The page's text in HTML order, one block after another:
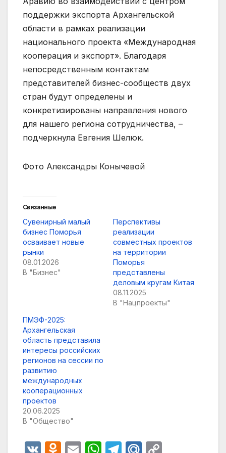
поддержки экспорта Архангельской
области в рамках реализации
национального проекта «Международная
кооперация и экспорт». Благодаря
непосредственным контактам
представителей бизнес-сообществ двух
стран будут определены и
конкретизированы направления нового
для нашего региона сотрудничества, –
подчеркнула Евгения Шелюк.
Фото Александры Конычевой
Связанные
Сувенирный малый
бизнес Поморья
осваивает новые
рынки
08.01.2026
В "Бизнес"
Перспективы
реализации
совместных проектов
на территории
Поморья
представлены
деловым кругам Китая
08.11.2025
В "Нацпроекты"
ПМЭФ-2025:
Архангельская
область представила
интересы российских
регионов на сессии по
развитию
международных
кооперационных
проектов
20.06.2025
В "Общество"